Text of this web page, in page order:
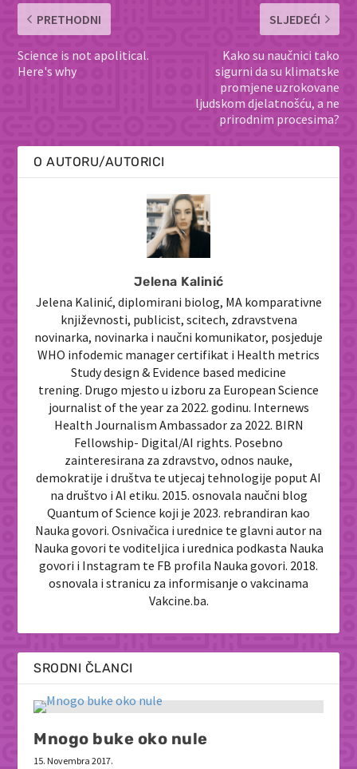
PRETHODNI
Science is not apolitical.
Here's why
SLJEDEĆI
Kako su naučnici tako
sigurni da su klimatske
promjene uzrokovane
ljudskom djelatnošću, a ne
prirodnim procesima?
O AUTORU/AUTORICI
Jelena Kalinić
Jelena Kalinić, diplomirani biolog, MA komparativne
književnosti, publicist, scitech, zdravstvena
novinarka, novinarka i naučni komunikator, posjeduje
WHO infodemic manager certifikat i Health metrics
Study design & Evidence based medicine
trening. Drugo mjesto u izboru za European Science
journalist of the year za 2022. godinu. Internews
Health Journalism Ambassador za 2022. BIRN
Fellowship- Digital/AI rights. Posebno
zainteresirana za zdravstvo, odnos nauke,
demokratije i društva te utjecaj tehnologije poput AI
na društvo i AI etiku. 2015. osnovala naučni blog
Quantum of Science koji je 2023. rebrandiran kao
Nauka govori. Osnivačica i urednice te glavni autor na
Nauka govori te voditeljica i urednica podkasta Nauka
govori i Instagram te FB profila Nauka govori. 2018.
osnovala i stranicu za informisanje o vakcinama
Vakcine.ba.
SRODNI ČLANCI
Mnogo buke oko nule
15. Novembra 2017.